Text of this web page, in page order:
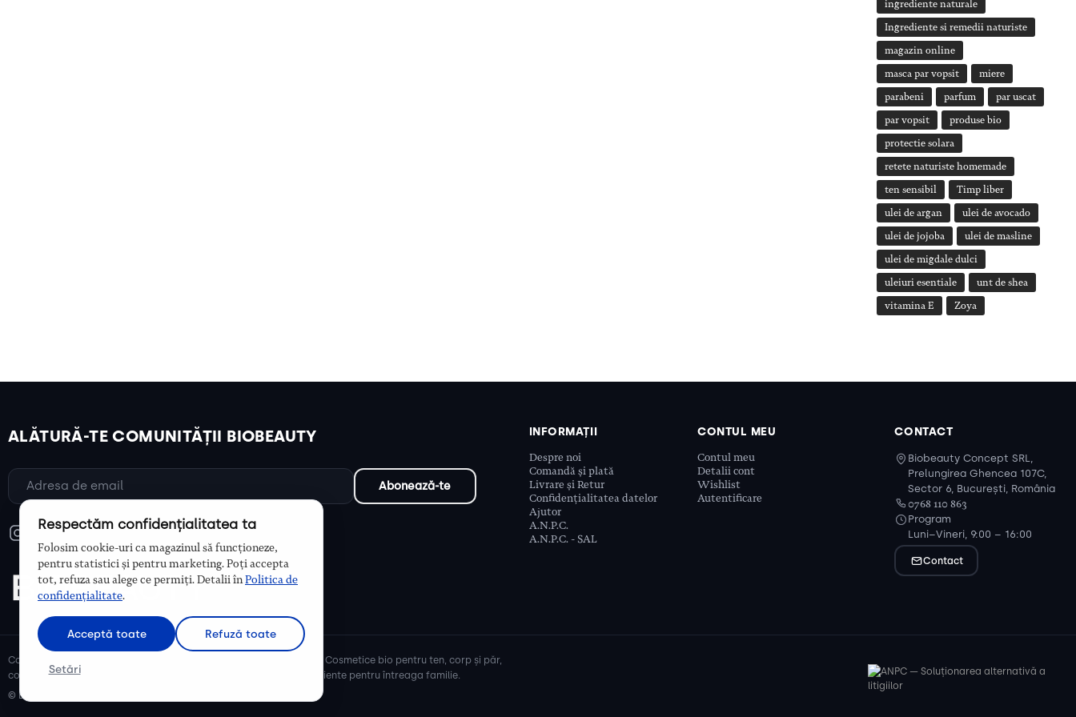
ingrediente naturale
Ingrediente si remedii naturiste
magazin online
masca par vopsit miere
parabeni parfum par uscat
par vopsit produse bio
protectie solara
retete naturiste homemade
ten sensibil Timp liber
ulei de argan ulei de avocado
ulei de jojoba ulei de masline
ulei de migdale dulci
uleiuri esentiale unt de shea
vitamina E Zoya
ALĂTURĂ-TE COMUNITĂȚII BIOBEAUTY INFORMAȚII
Despre noi
Comandă și plată
Livrare și Retur
Confidențialitatea datelor
Ajutor
A.N.P.C.
A.N.P.C. - SAL
CONTUL MEU
Contul meu
Detalii cont
Wishlist
Autentificare
CONTACT
Biobeauty Concept SRL,
Prelungirea Ghencea 107C,
Sector 6, București, România
0768 110 863
Program
Luni–Vineri, 9:00 – 16:00
Contact
Cosmetice bio și naturale, ulei de argan, ulei de cocos, unt de shea. Cosmetice bio pentru ten, corp și păr,
cosmetice naturale pentru mămici și copii, cosmetice organice eficiente pentru întreaga familie.
© Biobeauty 2026. Toate drepturile rezervate.
Respectăm confidențialitatea ta
Folosim cookie-uri ca magazinul să funcționeze,
pentru statistici și pentru marketing. Poți accepta
tot, refuza sau alege ce permiți. Detalii înPolitica de
confidențialitate.
Acceptă toate Refuză toate
Setări